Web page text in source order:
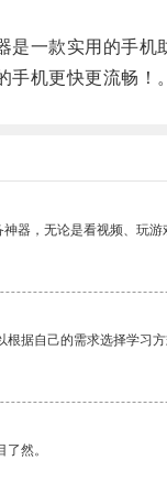
一款实用的手机
机更快更流畅！。
器，无论是看视频、玩
据自己的需求选择学习方
然。